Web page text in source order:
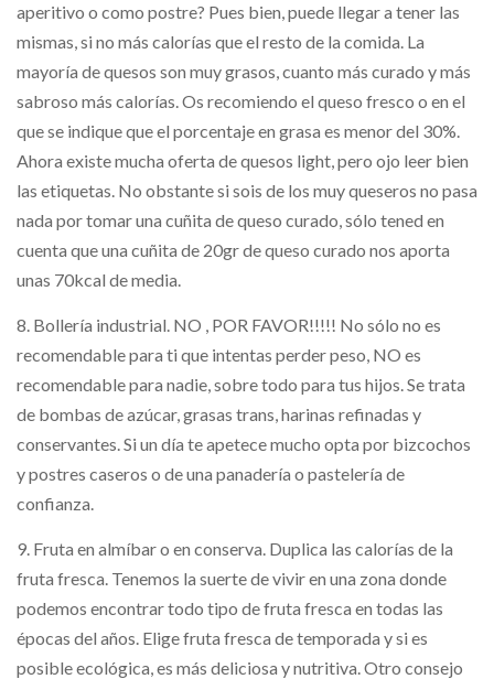
aperitivo o como postre? Pues bien, puede llegar a tener las
mismas, si no más calorías que el resto de la comida. La
mayoría de quesos son muy grasos, cuanto más curado y más
sabroso más calorías. Os recomiendo el queso fresco o en el
que se indique que el porcentaje en grasa es menor del 30%.
Ahora existe mucha oferta de quesos light, pero ojo leer bien
las etiquetas. No obstante si sois de los muy queseros no pasa
nada por tomar una cuñita de queso curado, sólo tened en
cuenta que una cuñita de 20gr de queso curado nos aporta
unas 70kcal de media.
8. Bollería industrial. NO , POR FAVOR!!!!! No sólo no es
recomendable para ti que intentas perder peso, NO es
recomendable para nadie, sobre todo para tus hijos. Se trata
de bombas de azúcar, grasas trans, harinas refinadas y
conservantes. Si un día te apetece mucho opta por bizcochos
y postres caseros o de una panadería o pastelería de
confianza.
9. Fruta en almíbar o en conserva. Duplica las calorías de la
fruta fresca. Tenemos la suerte de vivir en una zona donde
podemos encontrar todo tipo de fruta fresca en todas las
épocas del años. Elige fruta fresca de temporada y si es
posible ecológica, es más deliciosa y nutritiva. Otro consejo